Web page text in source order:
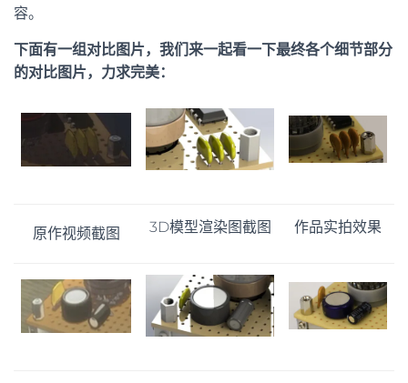
容。
下面有一组对比图片，我们来一起看一下最终各个细节部分
的对比图片，力求完美：
原作视频截图 3D模型渲染图截图 作品实拍效果